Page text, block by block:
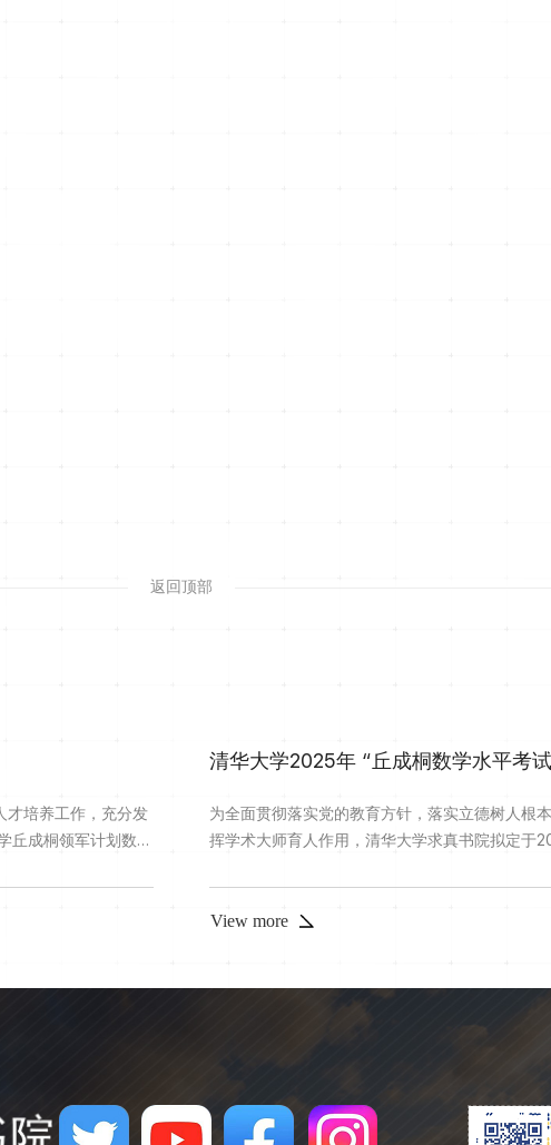
返回顶部
才培养工作，充分发
丘成桐领军计划数学
秀学生，均可报
清华大学2025年 “丘成桐数学水平考
为全面贯彻落实党的教育方针，落实立德树人根
挥学术大师育人作用，清华大学求真书院拟定于
事科学研究的，2025年即将升入初中三年级至
报名方式4月1日至4月7日，考生可注册并进行线
View more